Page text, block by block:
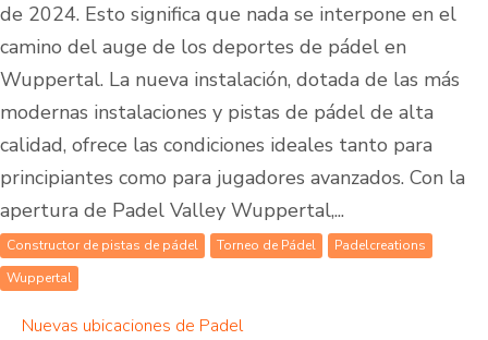
de 2024. Esto significa que nada se interpone en el
camino del auge de los deportes de pádel en
Wuppertal. La nueva instalación, dotada de las más
modernas instalaciones y pistas de pádel de alta
calidad, ofrece las condiciones ideales tanto para
principiantes como para jugadores avanzados. Con la
apertura de Padel Valley Wuppertal,...
Constructor de pistas de pádel Torneo de Pádel
Padelcreations
Wuppertal
Nuevas ubicaciones de Padel